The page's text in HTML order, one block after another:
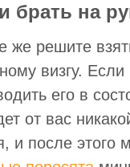
брать на
же решите
визгу.
его в
от вас
и после этого